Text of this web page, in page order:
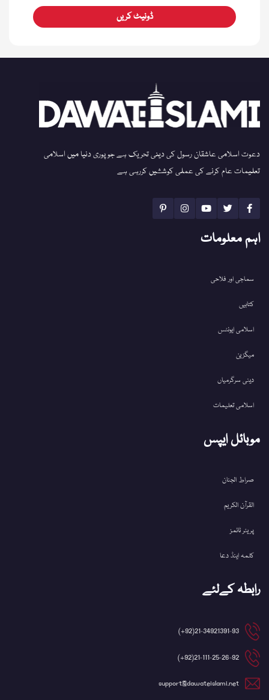
ڈونیٹ کریں
دعوت اسلامی عاشقان رسول کی دینی تحریک ہے جو پوری دنیا میں اسلامی
تعلیمات عام کرنے کی عملی کوششیں کررہی ہے
اہم معلومات
سماجی اور فلاحی
کتابیں
اسلامی ایونٹس
میگزین
دینی سرگرمیاں
اسلامی تعلیمات
موبائل ایپس
صراط الجنان
القرآن الکریم
پریئر ٹائمز
کلمہ اینڈ دعا
رابطہ کےلئے
21-34921391-93(92+)
21-111-25-26-92(92+)
support@dawateislami.net